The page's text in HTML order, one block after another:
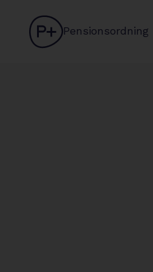
logo
Pensionsordning